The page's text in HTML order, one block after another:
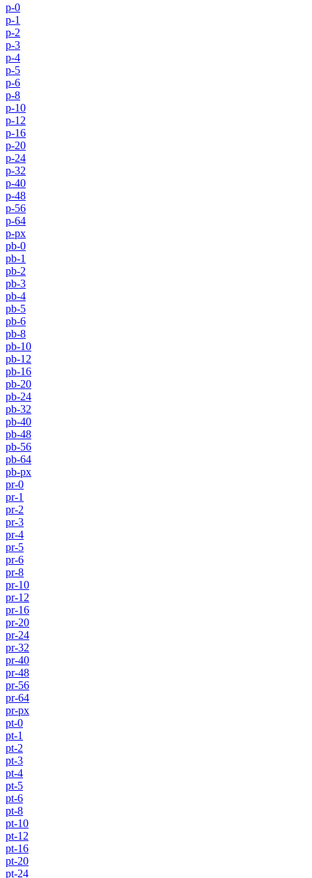
p-0
p-1
p-2
p-3
p-4
p-5
p-6
p-8
p-10
p-12
p-16
p-20
p-24
p-32
p-40
p-48
p-56
p-64
p-px
pb-0
pb-1
pb-2
pb-3
pb-4
pb-5
pb-6
pb-8
pb-10
pb-12
pb-16
pb-20
pb-24
pb-32
pb-40
pb-48
pb-56
pb-64
pb-px
pr-0
pr-1
pr-2
pr-3
pr-4
pr-5
pr-6
pr-8
pr-10
pr-12
pr-16
pr-20
pr-24
pr-32
pr-40
pr-48
pr-56
pr-64
pr-px
pt-0
pt-1
pt-2
pt-3
pt-4
pt-5
pt-6
pt-8
pt-10
pt-12
pt-16
pt-20
pt-24